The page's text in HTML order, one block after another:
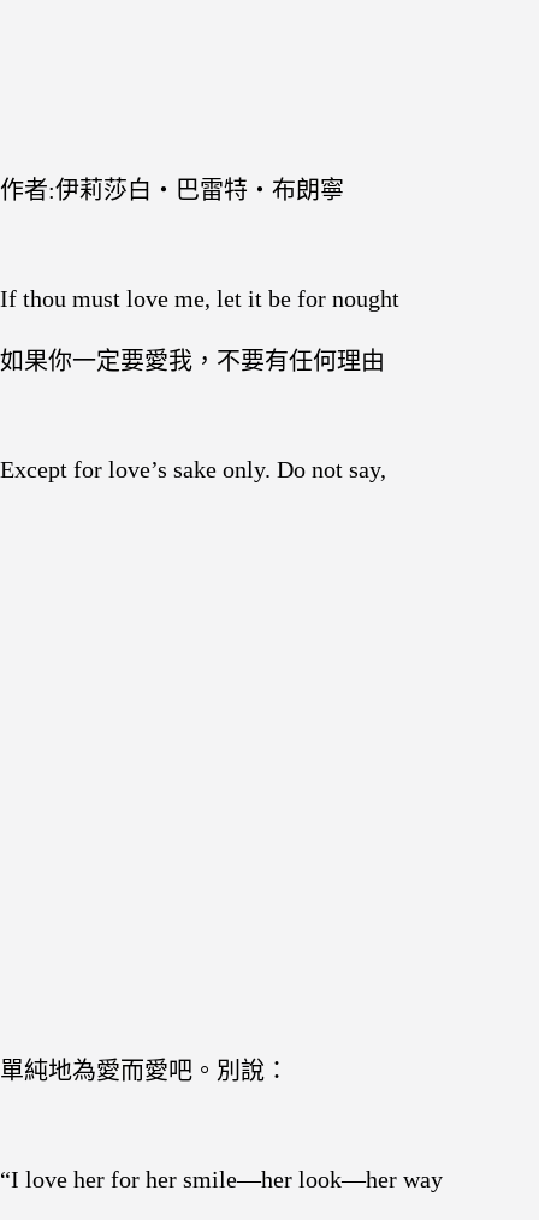
作者:伊莉莎白‧巴雷特‧ 布朗寧
If thou must love me, let it be for nought
如果你一定要愛我，不要有任何理由
Except for love’s sake only. Do not say,
單純地為愛而愛吧。別說：
“I love her for her smile—her look—her way